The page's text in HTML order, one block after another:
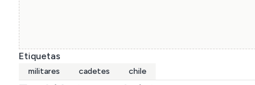
Etiquetas
militares cadetes chile